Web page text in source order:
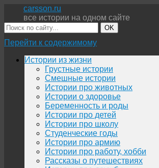
carsson.ru
все истории на одном сайте
OK
Перейти к содержимому
Истории из жизни
Грустные истории
Смешные истории
Истории про животных
Истории о здоровье
Беременность и роды
Истории про детей
Истории про школу
Студенческие годы
Истории про армию
Истории про работу, хобби
Рассказы о путешествиях